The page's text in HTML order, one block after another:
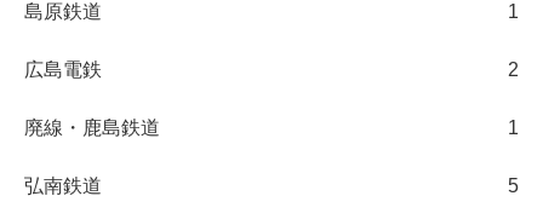
島原鉄道 1
広島電鉄 2
廃線・鹿島鉄道 1
弘南鉄道 5